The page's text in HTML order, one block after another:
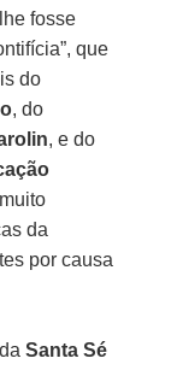
fosse
que
do
, do
, e do
da
por causa
daSanta Sé